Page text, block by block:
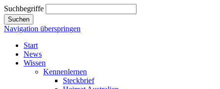
Suchbegriffe
Suchen
Navigation überspringen
Start
News
Wissen
Kennenlernen
Steckbrief